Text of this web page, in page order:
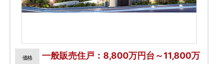
価格
一般販売住戸：8,800万円台～11,800万